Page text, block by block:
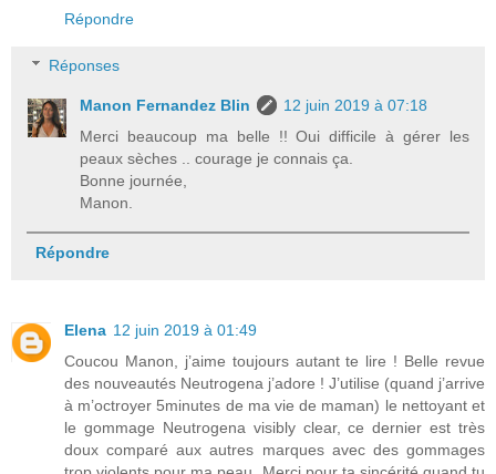
Répondre
Réponses
Manon Fernandez Blin
12 juin 2019 à 07:18
Merci beaucoup ma belle !! Oui difficile à gérer les
peaux sèches .. courage je connais ça.
Bonne journée,
Manon.
Répondre
Elena 12 juin 2019 à 01:49
Coucou Manon, j’aime toujours autant te lire ! Belle revue
des nouveautés Neutrogena j’adore ! J’utilise (quand j’arrive
à m’octroyer 5minutes de ma vie de maman) le nettoyant et
le gommage Neutrogena visibly clear, ce dernier est très
doux comparé aux autres marques avec des gommages